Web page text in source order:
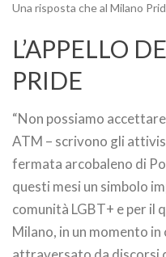
Una risposta che al Milano
L’APPELLO
PRIDE
“Non possiamo
ATM – scrivono gli
fermata arcobaleno di
questi mesi un simbolo
comunità LGBT+ e per il
Milano, in un momento in